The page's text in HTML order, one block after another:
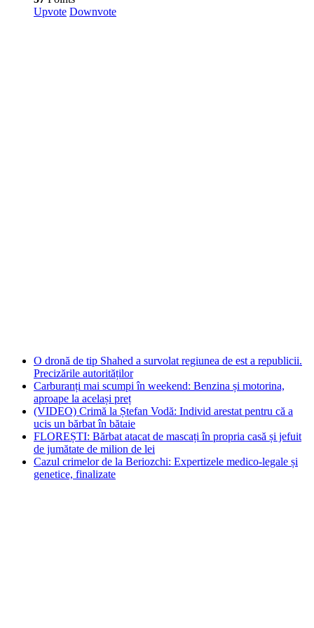
Upvote Downvote
O dronă de tip Shahed a survolat regiunea de est a republicii.
Precizările autorităților
Carburanți mai scumpi în weekend: Benzina și motorina,
aproape la același preț
(VIDEO) Crimă la Ștefan Vodă: Individ arestat pentru că a
ucis un bărbat în bătaie
FLOREȘTI: Bărbat atacat de mascați în propria casă și jefuit
de jumătate de milion de lei
Cazul crimelor de la Beriozchi: Expertizele medico-legale și
genetice, finalizate